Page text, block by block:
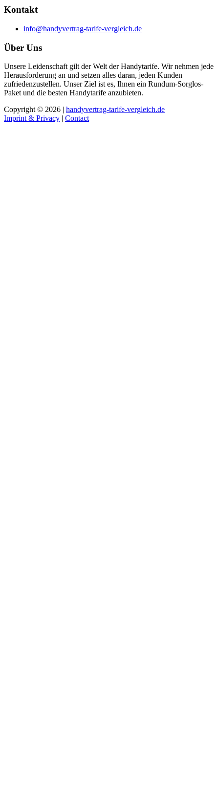
Kontakt
info@handyvertrag-tarife-vergleich.de
Über Uns
Unsere Leidenschaft gilt der Welt der Handytarife. Wir nehmen jede
Herausforderung an und setzen alles daran, jeden Kunden
zufriedenzustellen. Unser Ziel ist es, Ihnen ein Rundum-Sorglos-
Paket und die besten Handytarife anzubieten.
Copyright © 2026 | handyvertrag-tarife-vergleich.de
Imprint & Privacy | Contact